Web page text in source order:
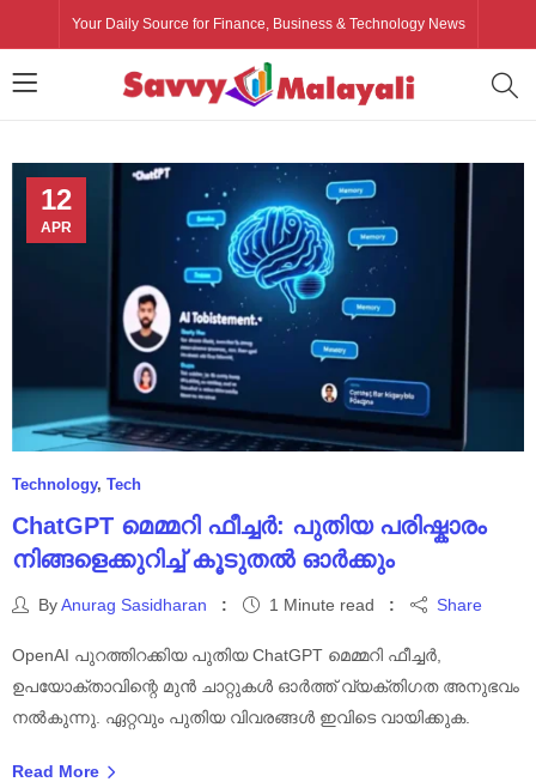
Your Daily Source for Finance, Business & Technology News
12
APR
Technology, Tech
ChatGPT മെമ്മറി ഫീച്ചർ: പുതിയ പരിഷ്കാരം
നിങ്ങളെക്കുറിച്ച് കൂടുതൽ ഓർക്കും
ByAnurag Sasidharan 1 Minute read Share
OpenAI പുറത്തിറക്കിയ പുതിയ ChatGPT മെമ്മറി ഫീച്ചർ,
ഉപയോക്താവിന്റെ മുൻ ചാറ്റുകൾ ഓർത്ത് വ്യക്തിഗത അനുഭവം
നൽകുന്നു. ഏറ്റവും പുതിയ വിവരങ്ങൾ ഇവിടെ വായിക്കുക.
Read More